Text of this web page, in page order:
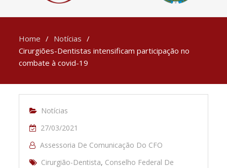
Home
Notícias
Cirurgiões-Dentistas intensificam participação no
combate à covid-19
Notícias
27/03/2021
Assessoria De Comunicação Do CFO
Cirurgião-Dentista, Conselho Federal De